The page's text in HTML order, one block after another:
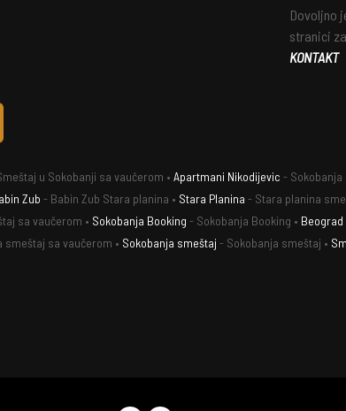
Dovoljno
stranici
KONTAKT
u Sokobanji sa vaučerom • Apartmani Nikodijevic - Sokobanja
Zub - Babin Zub Stara planina • Stara Planina - Stara planina
sa vaučerom • Sokobanja Booking - Sokobanja Booking •
smeštaj sa vaučerom • Sokobanja smeštaj - Sokobanja smeštaj •